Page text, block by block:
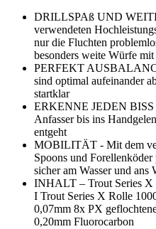
DRILLSPAß UND
verwendeten
nur die Fluchten
besonders weite Würfe
PERFEKT
sind optimal aufeinander
startklar
ERKENNE JEDEN BISS
Anfasser bis ins
entgeht
MOBILITÄT - Mit dem
Spoons und
sicher am Wasser und ans
INHALT – Trout Series X
I Trout Series X Rolle
0,07mm 8x PX
0,20mm Fluorocarbon